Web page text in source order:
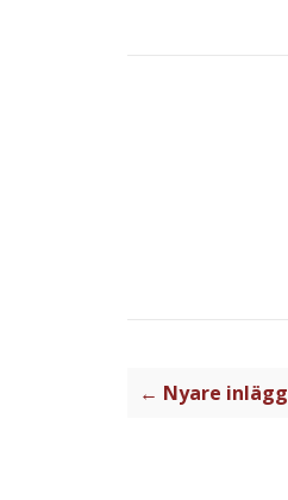
← Nyare inlägg